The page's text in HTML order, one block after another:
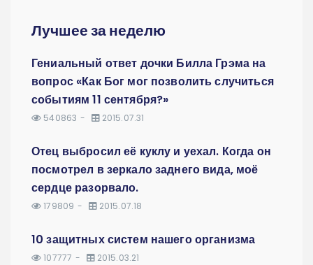
Лучшее за неделю
Гениальный ответ дочки Билла Грэма на
вопрос «Как Бог мог позволить случиться
событиям 11 сентября?»
540863 2015.07.31
Отец выбросил её куклу и уехал. Когда он
посмотрел в зеркало заднего вида, моё
сердце разорвало.
179809 2015.07.18
10 защитных систем нашего организма
107777 2015.03.21